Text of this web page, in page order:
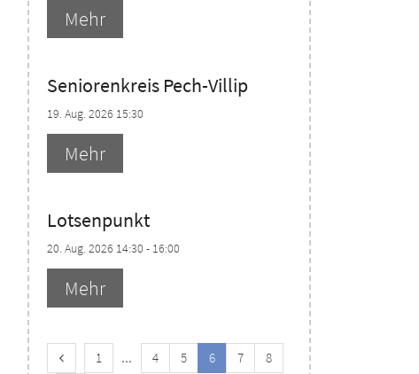
Mehr
Seniorenkreis Pech-Villip
19. Aug. 2026 15:30
Mehr
Lotsenpunkt
20. Aug. 2026 14:30 - 16:00
Mehr
Vorherige Seite
Erste Seite
1 4 5 6 7
8